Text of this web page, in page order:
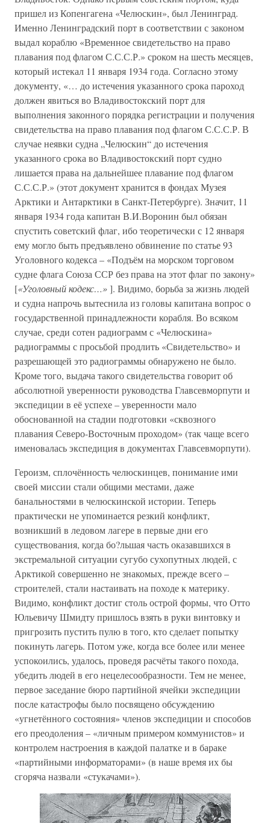
пришел из Копенгагена «Челюскин», был Ленинград.
Именно Ленинградский порт в соответствии с законом
выдал кораблю «Временное свидетельство на право
плавания под флагом С.С.С.Р.» сроком на шесть месяцев,
который истекал 11 января 1934 года. Согласно этому
документу, «… до истечения указанного срока пароход
должен явиться во Владивостокский порт для
выполнения законного порядка регистрации и получения
свидетельства на право плавания под флагом С.С.С.Р. В
случае неявки судна „Челюскин“ до истечения
указанного срока во Владивостокский порт судно
лишается права на дальнейшее плавание под флагом
С.С.С.Р.» (этот документ хранится в фондах Музея
Арктики и Антарктики в Санкт-Петербурге). Значит, 11
января 1934 года капитан В.И.Воронин был обязан
спустить советский флаг, ибо теоретически с 12 января
ему могло быть предъявлено обвинение по статье 93
Уголовного кодекса – «Подъём на морском торговом
судне флага Союза ССР без права на этот флаг по закону»
[«Уголовный кодекс…»]. Видимо, борьба за жизнь людей
и судна напрочь вытеснила из головы капитана вопрос о
государственной принадлежности корабля. Во всяком
случае, среди сотен радиограмм с «Челюскина»
радиограммы с просьбой продлить «Свидетельство» и
разрешающей это радиограммы обнаружено не было.
Кроме того, выдача такого свидетельства говорит об
абсолютной уверенности руководства Главсевморпути и
экспедиции в её успехе – уверенности мало
обоснованной на стадии подготовки «сквозного
плавания Северо-Восточным проходом» (так чаще всего
именовалась экспедиция в документах Главсевморпути).
Героизм, сплочённость челюскинцев, понимание ими
своей миссии стали общими местами, даже
банальностями в челюскинской истории. Теперь
практически не упоминается резкий конфликт,
возникший в ледовом лагере в первые дни его
существования, когда бо?льшая часть оказавшихся в
экстремальной ситуации сугубо сухопутных людей, с
Арктикой совершенно не знакомых, прежде всего –
строителей, стали настаивать на походе к материку.
Видимо, конфликт достиг столь острой формы, что Отто
Юльевичу Шмидту пришлось взять в руки винтовку и
пригрозить пустить пулю в того, кто сделает попытку
покинуть лагерь. Потом уже, когда все более или менее
успокоились, удалось, проведя расчёты такого похода,
убедить людей в его нецелесообразности. Тем не менее,
первое заседание бюро партийной ячейки экспедиции
после катастрофы было посвящено обсуждению
«угнетённого состояния» членов экспедиции и способов
его преодоления – «личным примером коммунистов» и
контролем настроения в каждой палатке и в бараке
«партийными информаторами» (в наше время их бы
сгоряча назвали «стукачами»).